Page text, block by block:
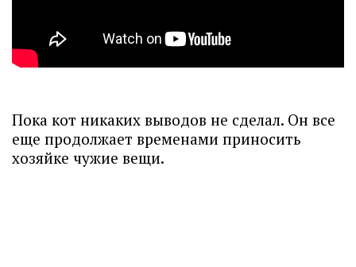
Пока кот никаких выводов не сделал. Он все
еще продолжает временами приносить
хозяйке чужие вещи.